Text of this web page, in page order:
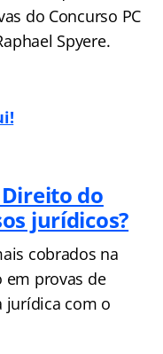
do Concurso PC
Spyere.
do
jurídicos?
cobrados na
em provas de
jurídica com o